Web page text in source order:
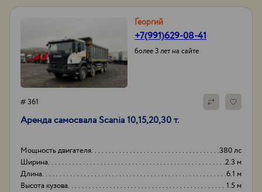
Георгий
+7(991)629-08-41
более 3 лет на сайте
# 361
Аренда самосвала Scania 10,15,20,30 т.
Мощность двигателя
380 лс
Ширина
2.3 м
Длина
6.1 м
Высота кузова
1.5 м